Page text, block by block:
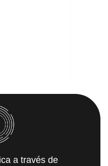
a través de